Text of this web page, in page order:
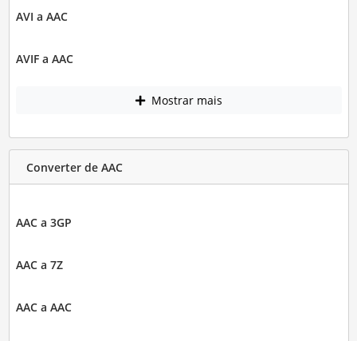
AVI a AAC
AVIF a AAC
Mostrar mais
Converter de AAC
AAC a 3GP
AAC a 7Z
AAC a AAC